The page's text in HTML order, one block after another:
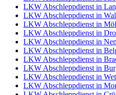
LKW Abschleppdienst in
LKW Abschleppdienst in
LKW Abschleppdienst in
LKW Abschleppdienst in
LKW Abschleppdienst in
LKW Abschleppdienst in
LKW Abschleppdienst in
LKW Abschleppdienst in
LKW Abschleppdienst in
LKW Abschleppdienst in